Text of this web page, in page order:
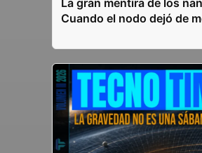
Cuando el nodo dejó de